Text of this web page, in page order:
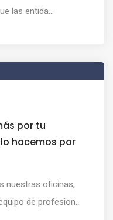
las entida...
por tu
hacemos por
nuestras oficinas,
de profesion...